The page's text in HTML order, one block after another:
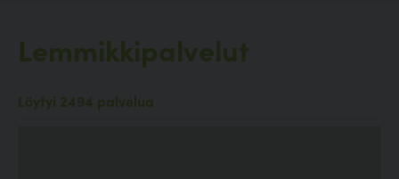
Lemmikkipalvelut
Löytyi 2494 palvelua